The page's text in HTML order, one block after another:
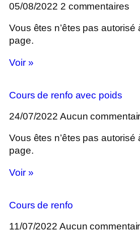
05/08/2022 2 commentaires
Vous êtes n’êtes pas autorisé
page.
Voir »
Cours de renfo avec poids
24/07/2022 Aucun
Vous êtes n’êtes pas autorisé
page.
Voir »
Cours de renfo
11/07/2022 Aucun